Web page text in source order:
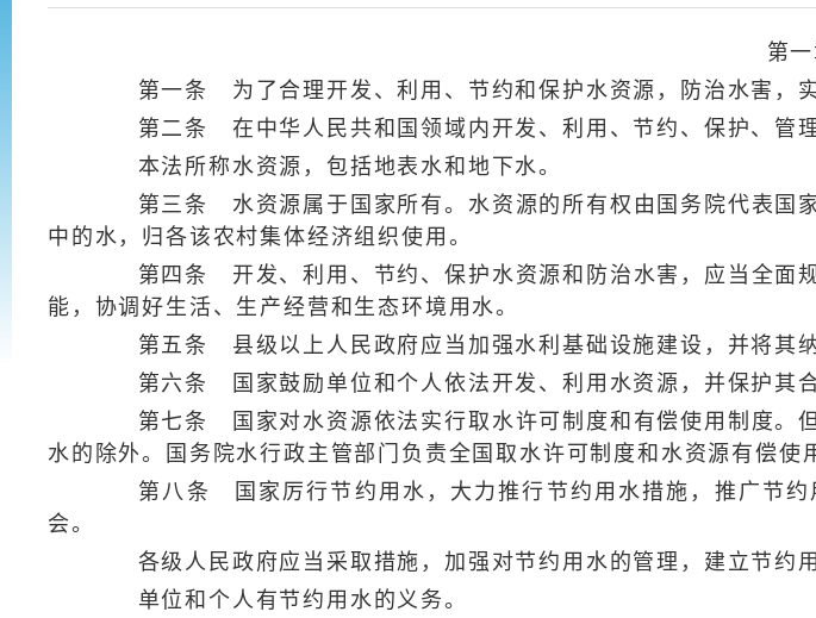
第一
第一条 为了合理开发、利用、节约和保护水资源，防治水害，实
第二条 在中华人民共和国领域内开发、利用、节约、保护、管理
本法所称水资源，包括地表水和地下水。
第三条 水资源属于国家所有。水资源的所有权由国务院代表国家
中的水，归各该农村集体经济组织使用。
第四条 开发、利用、节约、保护水资源和防治水害，应当全面规
能，协调好生活、生产经营和生态环境用水。
第五条 县级以上人民政府应当加强水利基础设施建设，并将其纳
第六条 国家鼓励单位和个人依法开发、利用水资源，并保护其合
第七条 国家对水资源依法实行取水许可制度和有偿使用制度。但
水的除外。国务院水行政主管部门负责全国取水许可制度和水资源有偿使
第八条 国家厉行节约用水，大力推行节约用水措施，推广节约
会。
各级人民政府应当采取措施，加强对节约用水的管理，建立节约
单位和个人有节约用水的义务。